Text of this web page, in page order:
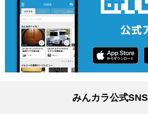
みんカラ公式SNS